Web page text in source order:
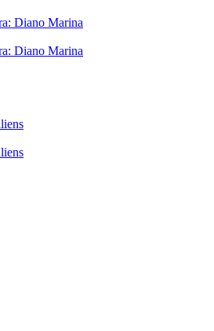
Diano Marina
Diano Marina